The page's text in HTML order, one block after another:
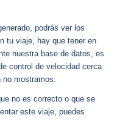
podrás ver los
tu viaje, hay que tener en
nuestra base de datos, es
control de velocidad cerca
no mostramos.
no es correcto o que se
este viaje, puedes